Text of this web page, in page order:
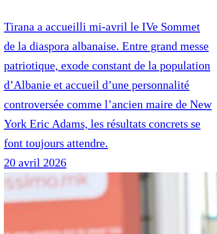
Tirana a accueilli mi-avril le IVe Sommet
de la diaspora albanaise. Entre grand messe
patriotique, exode constant de la population
d’Albanie et accueil d’une personnalité
controversée comme l’ancien maire de New
York Eric Adams, les résultats concrets se
font toujours attendre.
20 avril 2026